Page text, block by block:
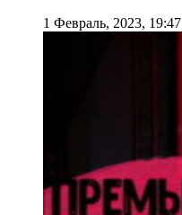
1 Февраль, 2023, 19:47